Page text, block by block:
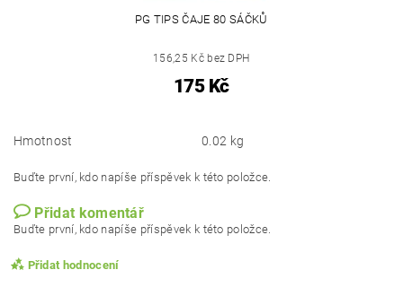
PG TIPS ČAJE 80 SÁČKŮ
156,25 Kč bez DPH
175 Kč
Hmotnost 0.02 kg
Buďte první, kdo napíše příspěvek k této položce.
Přidat komentář
Buďte první, kdo napíše příspěvek k této položce.
Přidat hodnocení